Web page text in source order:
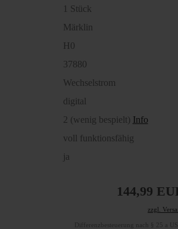
1 Stück
Märklin
H0
37880
Wechselstrom
digital
2 (wenig bespielt) Info
voll funktionsfähig
ja
144,99
zzgl.
Differenzbesteuerung nach § 25 a